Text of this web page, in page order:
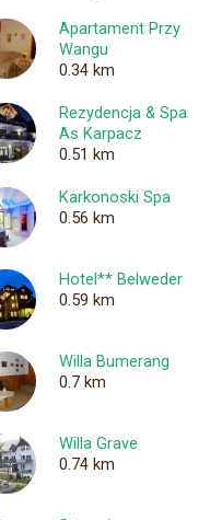
Apartament Przy
Wangu
0.34 km
Rezydencja & Spa
As Karpacz
0.51 km
Karkonoski Spa
0.56 km
Hotel** Belweder
0.59 km
Willa Bumerang
0.7 km
Willa Grave
0.74 km